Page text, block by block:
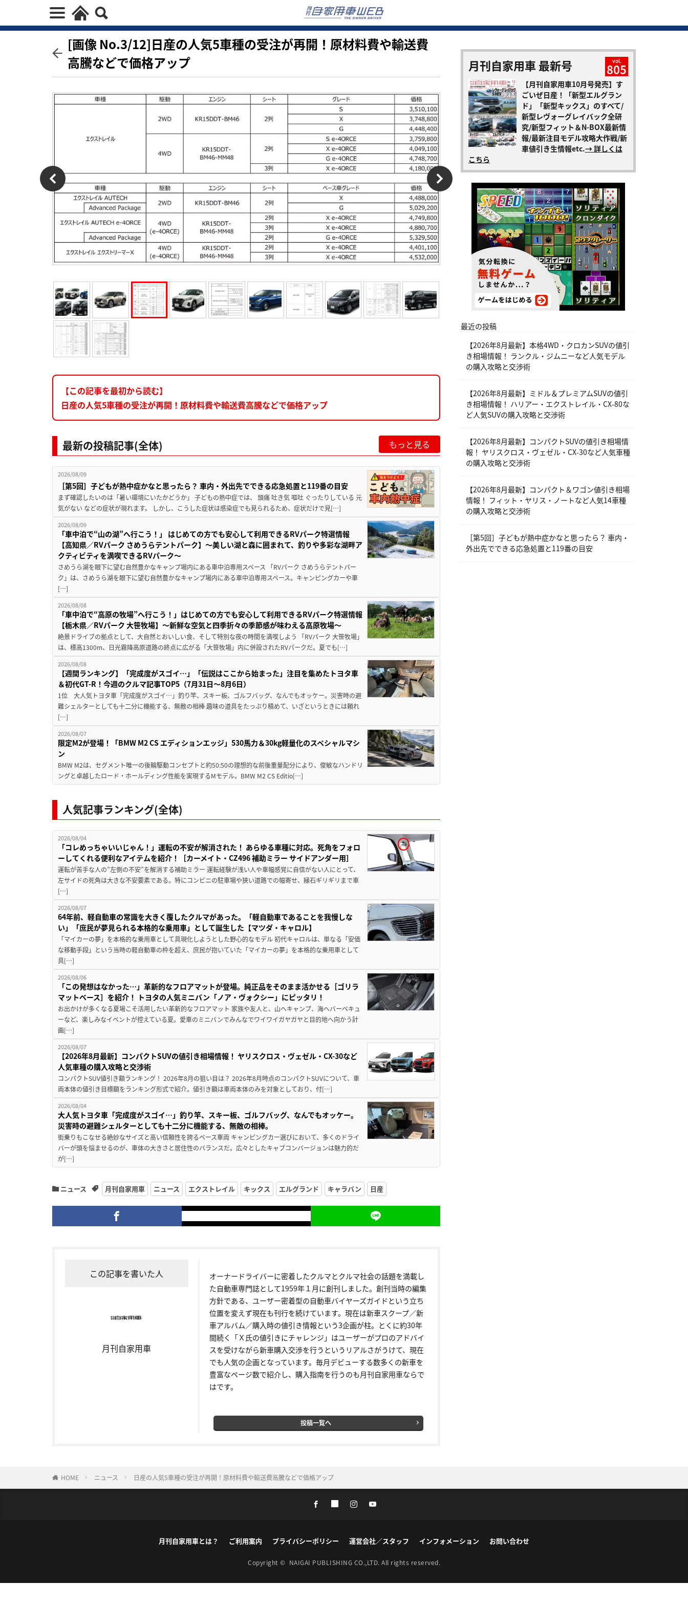
[画像 No.3/12]日産の人気5車種の受注が再開！原材料費や輸送費
高騰などで価格アップ
【この記事を最初から読む】
日産の人気5車種の受注が再開！原材料費や輸送費高騰などで価格アップ
最新の投稿記事(全体) もっと見る
2026/08/09
［第5回］子どもが熱中症かなと思ったら？ 車内・外出先でできる応急処置と119番の目安
まず確認したいのは「暑い環境にいたかどうか」 子どもの熱中症では、 頭痛 吐き気 嘔吐 ぐったりしている 元
気がない などの症状が現れます。 しかし、こうした症状は感染症でも見られるため、症状だけで見[…]
2026/08/09
「車中泊で“山の湖”へ行こう！」 はじめての方でも安心して利用できるRVパーク特選情報
【高知県／RVパーク さめうらテントパーク】～美しい湖と森に囲まれて、釣りや多彩な湖畔ア
クティビティを満喫できるRVパーク～
さめうら湖を眼下に望む自然豊かなキャンプ場内にある車中泊専用スペース 「RVパーク さめうらテントパー
ク」は、さめうら湖を眼下に望む自然豊かなキャンプ場内にある車中泊専用スペース。キャンピングカーや車
[…]
2026/08/08
「車中泊で“高原の牧場”へ行こう！」はじめての方でも安心して利用できるRVパーク特選情報
【栃木県／RVパーク 大笹牧場】～新鮮な空気と四季折々の季節感が味わえる高原牧場～
絶景ドライブの拠点として、大自然とおいしい食、そして特別な夜の時間を満喫しよう 「RVパーク 大笹牧場」
は、標高1300m、日光霧降高原道路の終点に広がる「大笹牧場」内に併設されたRVパークだ。夏でも[…]
2026/08/08
【週間ランキング】「完成度がスゴイ…」「伝説はここから始まった」注目を集めたトヨタ車
＆初代GT-R！今週のクルマ記事TOP5（7月31日〜8月6日）
1位 大人気トヨタ車「完成度がスゴイ…」釣り竿、スキー板、ゴルフバッグ、なんでもオッケー。災害時の避
難シェルターとしても十二分に機能する、無敵の相棒 趣味の道具をたっぷり積めて、いざというときには頼れ
[…]
2026/08/07
限定M2が登場！「BMW M2 CS エディションエッジ」530馬力＆30kg軽量化のスペシャルマシ
ン
BMW M2は、セグメント唯一の後輪駆動コンセプトと約50:50の理想的な前後重量配分により、俊敏なハンドリ
ングと卓越したロード・ホールディング性能を実現するMモデル。BMW M2 CS Editio[…]
人気記事ランキング(全体)
2026/08/04
「コレめっちゃいいじゃん！」運転の不安が解消された！ あらゆる車種に対応。死角をフォロ
ーしてくれる便利なアイテムを紹介！［カーメイト・CZ496 補助ミラー サイドアンダー用］
運転が苦手な人の”左側の不安”を解消する補助ミラー 運転経験が浅い人や車幅感覚に自信がない人にとって、
左サイドの死角は大きな不安要素である。特にコンビニの駐車場や狭い道路での幅寄せ、縁石ギリギリまで車
[…]
2026/08/07
64年前、軽自動車の常識を大きく覆したクルマがあった。「軽自動車であることを我慢しな
い」「庶民が夢見られる本格的な乗用車」として誕生した【マツダ・キャロル】
「マイカーの夢」を本格的な乗用車として具現化しようとした野心的なモデル 初代キャロルは、単なる「安価
な移動手段」という当時の軽自動車の枠を超え、庶民が抱いていた「マイカーの夢」を本格的な乗用車として
具[…]
2026/08/06
「この発想はなかった…」革新的なフロアマットが登場。純正品をそのまま活かせる［ゴリラ
マットベース］を紹介！ トヨタの人気ミニバン「ノア・ヴォクシー」にピッタリ！
お出かけが多くなる夏場こそ活用したい革新的なフロアマット 家族や友人と、山へキャンプ、海へバーベキュ
ーなど、楽しみなイベントが控えている夏。愛車のミニバンでみんなでワイワイガヤガヤと目的地へ向かう計
画[…]
2026/08/07
【2026年8月最新】コンパクトSUVの値引き相場情報！ ヤリスクロス・ヴェゼル・CX-30など
人気車種の購入攻略と交渉術
コンパクトSUV値引き額ランキング！ 2026年8月の狙い目は？ 2026年8月時点のコンパクトSUVについて、車
両本体の値引き目標額をランキング形式で紹介。値引き額は車両本体のみを対象としており、付[…]
2026/08/04
大人気トヨタ車「完成度がスゴイ…」釣り竿、スキー板、ゴルフバッグ、なんでもオッケー。
災害時の避難シェルターとしても十二分に機能する、無敵の相棒。
街乗りもこなせる絶妙なサイズと高い信頼性を誇るベース車両 キャンピングカー選びにおいて、多くのドライ
バーが頭を悩ませるのが、車体の大きさと居住性のバランスだ。広々としたキャブコンバージョンは魅力的だ
が[…]
ニュース 月刊自家用車 ニュース エクストレイル キックス エルグランド キャラバン 日産
この記事を書いた人
月刊自家用車
オーナードライバーに密着したクルマとクルマ社会の話題を満載し
た自動車専門誌として1959年１月に創刊しました。創刊当時の編集
方針である、ユーザー密着型の自動車バイヤーズガイドという立ち
位置を変えず現在も刊行を続けています。現在は新車スクープ／新
車アルバム／購入時の値引き情報という3企画が柱。とくに約30年
間続く「Ｘ氏の値引きにチャレンジ」はユーザーがプロのアドバイ
スを受けながら新車購入交渉を行うというリアルさがうけて、現在
でも人気の企画となっています。毎月デビューする数多くの新車を
豊富なページ数で紹介し、購入指南を行うのも月刊自家用車ならで
はです。
投稿一覧へ
月刊自家用車 最新号 vol.
805
【月刊自家用車10月号発売】す
ごいぜ日産！「新型エルグラン
ド」「新型キックス」のすべて/
新型レヴォーグレイバック全研
究/新型フィット＆N-BOX最新情
報/最新注目モデル攻略大作戦/新
車値引き生情報etc.→ 詳しくは
こちら
最近の投稿
【2026年8月最新】本格4WD・クロカンSUVの値引
き相場情報！ ランクル・ジムニーなど人気モデル
の購入攻略と交渉術
【2026年8月最新】ミドル＆プレミアムSUVの値引
き相場情報！ ハリアー・エクストレイル・CX-80な
ど人気SUVの購入攻略と交渉術
【2026年8月最新】コンパクトSUVの値引き相場情
報！ ヤリスクロス・ヴェゼル・CX-30など人気車種
の購入攻略と交渉術
【2026年8月最新】コンパクト＆ワゴン値引き相場
情報！ フィット・ヤリス・ノートなど人気14車種
の購入攻略と交渉術
［第5回］子どもが熱中症かなと思ったら？ 車内・
外出先でできる応急処置と119番の目安
HOME ニュース 日産の人気5車種の受注が再開！原材料費や輸送費高騰などで価格アップ
月刊自家用車とは？ ご利用案内 プライバシーポリシー 運営会社／スタッフ インフォメーション お問い合わせ
Copyright © NAIGAI PUBLISHING CO.,LTD. All rights reserved.